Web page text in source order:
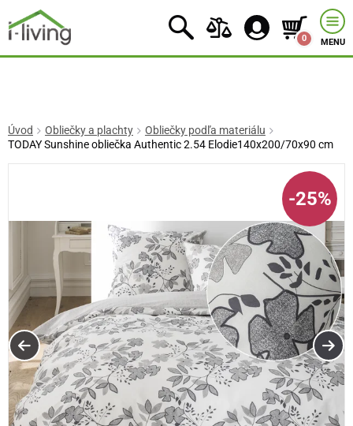
0 MENU
Úvod Obliečky a plachty
Obliečky podľa materiálu
TODAY Sunshine obliečka Authentic 2.54 Elodie140x200/70x90 cm
-25%